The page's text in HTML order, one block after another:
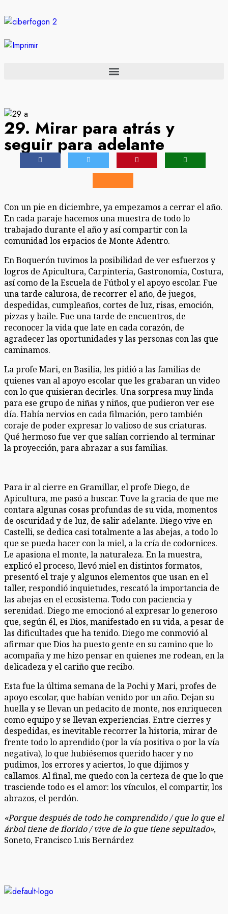
29. Mirar para atrás y
seguir para adelante
Con un pie en diciembre, ya empezamos a cerrar el año.
En cada paraje hacemos una muestra de todo lo
trabajado durante el año y así compartir con la
comunidad los espacios de Monte Adentro.
En Boquerón tuvimos la posibilidad de ver esfuerzos y
logros de Apicultura, Carpintería, Gastronomía, Costura,
así como de la Escuela de Fútbol y el apoyo escolar. Fue
una tarde calurosa, de recorrer el año, de juegos,
despedidas, cumpleaños, cortes de luz, risas, emoción,
pizzas y baile. Fue una tarde de encuentros, de
reconocer la vida que late en cada corazón, de
agradecer las oportunidades y las personas con las que
caminamos.
La profe Mari, en Basilia, les pidió a las familias de
quienes van al apoyo escolar que les grabaran un video
con lo que quisieran decirles. Una sorpresa muy linda
para ese grupo de niñas y niños, que pudieron ver ese
día. Había nervios en cada filmación, pero también
coraje de poder expresar lo valioso de sus criaturas.
Qué hermoso fue ver que salían corriendo al terminar
la proyección, para abrazar a sus familias.
Para ir al cierre en Gramillar, el profe Diego, de
Apicultura, me pasó a buscar. Tuve la gracia de que me
contara algunas cosas profundas de su vida, momentos
de oscuridad y de luz, de salir adelante. Diego vive en
Castelli, se dedica casi totalmente a las abejas, a todo lo
que se pueda hacer con la miel, a la cría de codornices.
Le apasiona el monte, la naturaleza. En la muestra,
explicó el proceso, llevó miel en distintos formatos,
presentó el traje y algunos elementos que usan en el
taller, respondió inquietudes, rescató la importancia de
las abejas en el ecosistema. Todo con paciencia y
serenidad. Diego me emocionó al expresar lo generoso
que, según él, es Dios, manifestado en su vida, a pesar de
las dificultades que ha tenido. Diego me conmovió al
afirmar que Dios ha puesto gente en su camino que lo
acompaña y me hizo pensar en quienes me rodean, en la
delicadeza y el cariño que recibo.
Esta fue la última semana de la Pochi y Mari, profes de
apoyo escolar, que habían venido por un año. Dejan su
huella y se llevan un pedacito de monte, nos enriquecen
como equipo y se llevan experiencias. Entre cierres y
despedidas, es inevitable recorrer la historia, mirar de
frente todo lo aprendido (por la vía positiva o por la vía
negativa), lo que hubiésemos querido hacer y no
pudimos, los errores y aciertos, lo que dijimos y
callamos. Al final, me quedo con la certeza de que lo que
trasciende todo es el amor: los vínculos, el compartir, los
abrazos, el perdón.
«Porque después de todo he comprendido / que lo que el
árbol tiene de florido / vive de lo que tiene sepultado»,
Soneto, Francisco Luis Bernárdez